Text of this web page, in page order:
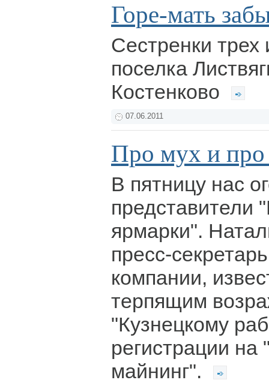
Горе-мать
Сестренки трех
поселка
Костенково
07.06.2011
Про мух и про
В пятницу нас
представители
ярмарки".
пресс-
компании,
терпящим
"Кузнецкому
регистрации на
майнинг".